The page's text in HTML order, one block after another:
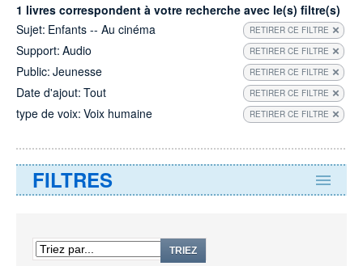
1 livres correspondent à votre recherche avec le(s) filtre(s)
Sujet: Enfants -- Au cinéma RETIRER CE FILTRE
Support: Audio RETIRER CE FILTRE
Public: Jeunesse RETIRER CE FILTRE
Date d'ajout: Tout RETIRER CE FILTRE
type de voix: Voix humaine RETIRER CE FILTRE
FILTRES
TRIEZ